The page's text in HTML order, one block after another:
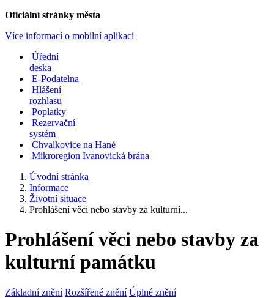
Oficiální stránky města
Více informací o mobilní aplikaci
Úřední
deska
E-Podatelna
Hlášení
rozhlasu
Poplatky
Rezervační
systém
Chvalkovice na Hané
Mikroregion Ivanovická brána
Úvodní stránka
Informace
Životní situace
Prohlášení věci nebo stavby za kulturní...
Prohlášení věci nebo stavby za
kulturní památku
Základní znění Rozšířené znění Úplné znění